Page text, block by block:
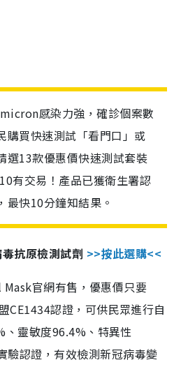
感染力強，確診個案數
購買快速測試「看門口」或
選13款優惠價快速測試套裝
有交易！產品已獲衛生署認
最快10分鐘知結果。
抗原檢測試劑 >>按此選購<<
官網有售，優惠價只要
CE1434認證，可供民眾進行自
靈敏度96.4%、特異性
驗認證，有效檢測新冠病毒變